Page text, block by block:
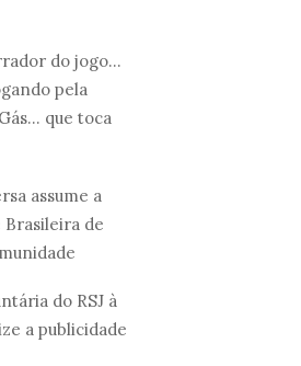
do jogo...
pela
que toca
assume a
Brasileira de
do RSJ à
a publicidade